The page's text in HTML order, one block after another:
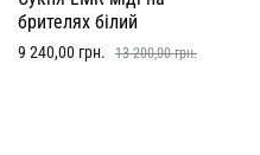
брителях білий
9 240,00 грн. 13 200,00грн.